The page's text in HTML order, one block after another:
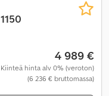
1150
4 989 €
Kiinteä hinta alv 0% (veroton)
(6 236 € bruttomassa)